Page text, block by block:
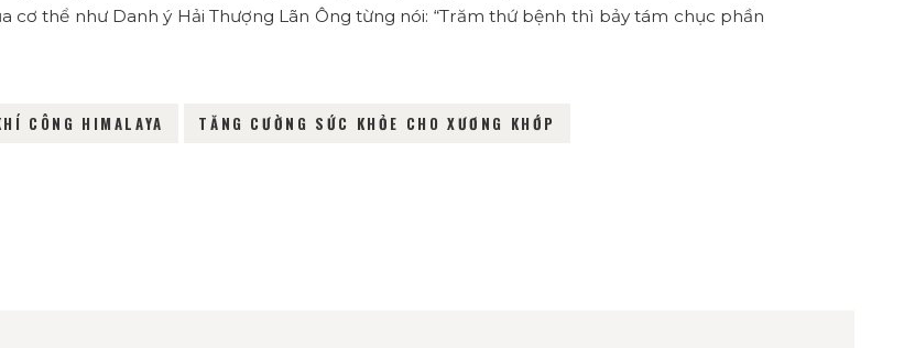
cơ thể như Danh ý Hải Thượng Lãn Ông từng nói: “Trăm thứ bệnh thì bảy tám chục phần
CÔNG HIMALAYA TĂNG CƯỜNG SỨC KHỎE CHO XƯƠNG KHỚP